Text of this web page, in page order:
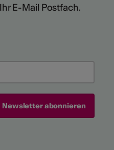
E-Mail Postfach.